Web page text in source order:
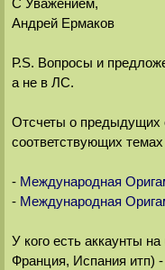
Андрей Ермаков
Р.S. Вопросы и
а не в ЛС.
Отсчеты о предыдущих
соответствующих
- Международная
- Международная
У кого есть аккаунты
Франция, Испания итп)